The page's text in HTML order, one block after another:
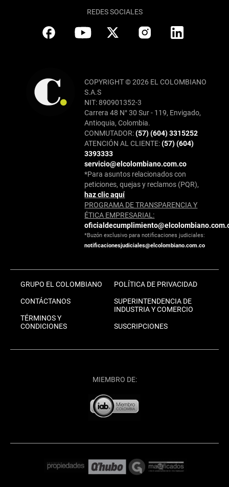
REDES SOCIALES
COPYRIGHT © 2026 EL COLOMBIANO
S.A.S
NIT: 890901352-3
Carrera 48 N° 30 Sur - 119, Envigado,
Antioquia, Colombia.
CONMUTADOR:(57) (604) 3315252
ATENCIÓN AL CLIENTE:(57) (604)
3393333
servicio@elcolombiano.com.co
*Para asuntos relacionados con
peticiones, quejas y reclamos (PQR),
haz clic aquí
PROGRAMA DE TRANSPARENCIA Y
ÉTICA EMPRESARIAL:
*Buzón exclusivo para notificaciones judiciales:
notificacionesjudiciales@elcolombiano.com.co
GRUPO EL COLOMBIANO
CONTÁCTANOS
TÉRMINOS Y
CONDICIONES
POLÍTICA DE PRIVACIDAD
SUPERINTENDENCIA DE
INDUSTRIA Y COMERCIO
SUSCRIPCIONES
MIEMBRO DE: